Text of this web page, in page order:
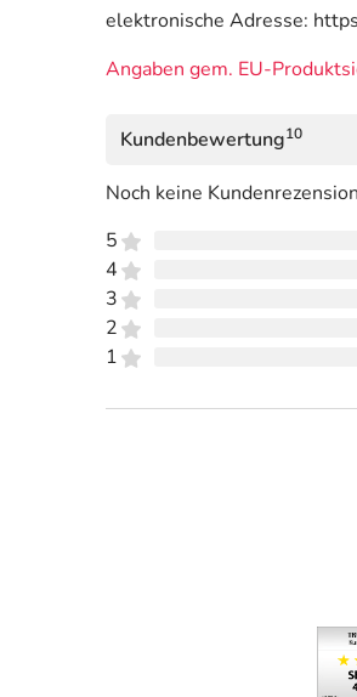
elektronische Adresse:
Angaben gem. EU-
Kundenbewertung10
Noch keine
5
4
3
2
1